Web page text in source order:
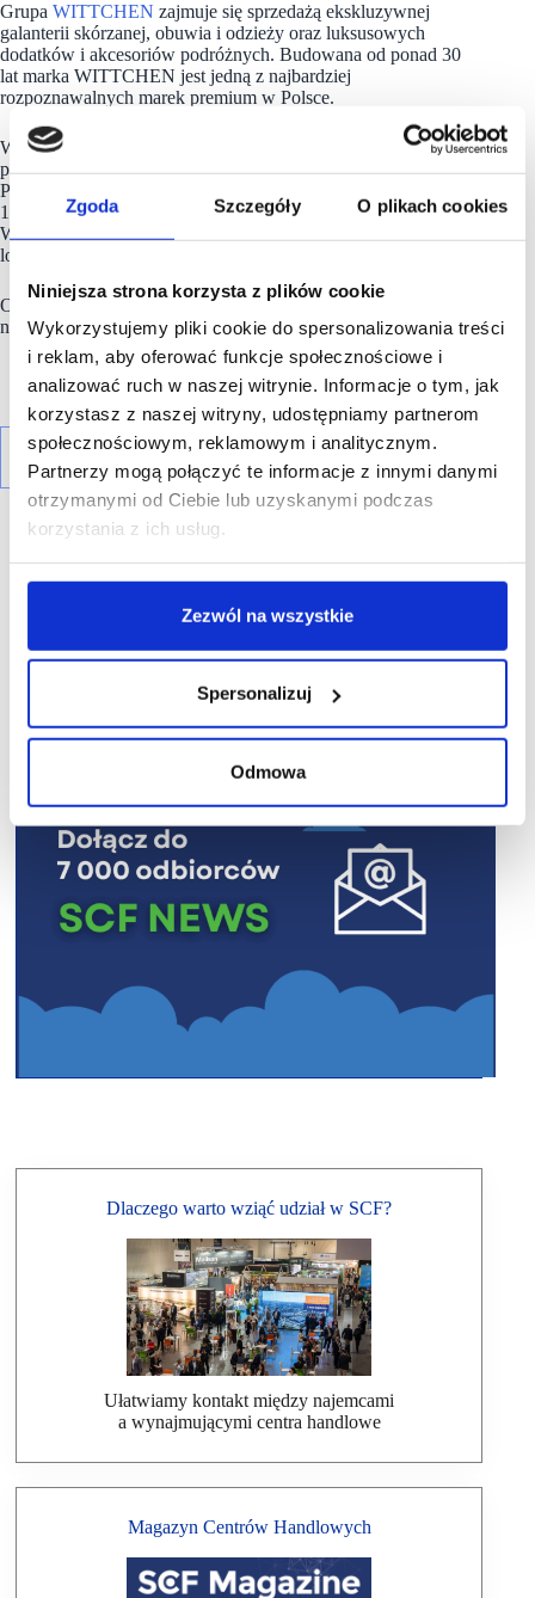
Zgoda Szczegóły O plikach cookies
Niniejsza strona korzysta z plików cookie
Wykorzystujemy pliki cookie do spersonalizowania treści
i reklam, aby oferować funkcje społecznościowe i
analizować ruch w naszej witrynie. Informacje o tym, jak
korzystasz z naszej witryny, udostępniamy partnerom
społecznościowym, reklamowym i analitycznym.
Partnerzy mogą połączyć te informacje z innymi danymi
otrzymanymi od Ciebie lub uzyskanymi podczas
korzystania z ich usług.
Zezwól na wszystkie
Spersonalizuj
Odmowa
Grupa WITTCHEN zajmuje się sprzedażą ekskluzywnej
galanterii skórzanej, obuwia i odzieży oraz luksusowych
dodatków i akcesoriów podróżnych. Budowana od ponad 30
lat marka WITTCHEN jest jedną z najbardziej
rozpoznawalnych marek premium w Polsce.
Wg stanu na koniec 2025 roku, Grupa WITTCHEN
prowadziła sprzedaż poprzez 8 własnych e-sklepów (wliczając
Polskę), 43 platform marketplace w 23 krajach oraz sieć ponad
100 salonów stacjonarnych funkcjonujących pod markami
WITTCHEN i WITTCHEN Travel. Posiada własne centrum
logistyczne w podwarszawskich Palmirach.
Od 2015 roku spółka WITTCHEN S.A.
na Giełdzie Papierów Wartościowych w Warszawie.
Dlaczego warto wziąć udział w SCF?
Ułatwiamy kontakt między najemcami
a wynajmującymi centra handlowe
Magazyn Centrów Handlowych